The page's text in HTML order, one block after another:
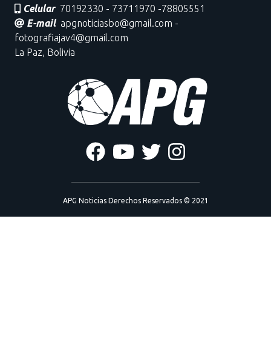
Celular 70192330 - 73711970 -78805551
E-mail apgnoticiasbo@gmail.com -
fotografiajav4@gmail.com
La Paz, Bolivia
APG Noticias Derechos Reservados © 2021